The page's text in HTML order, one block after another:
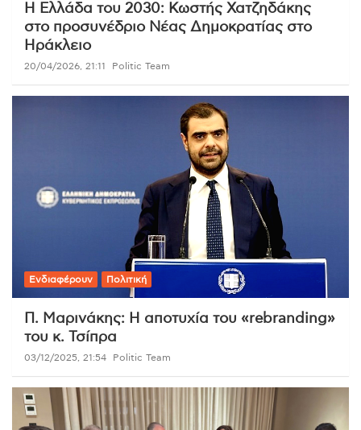
Η Ελλάδα του 2030: Κωστής Χατζηδάκης
στο προσυνέδριο Νέας Δημοκρατίας στο
Ηράκλειο
20/04/2026, 21:11 Politic Team
Ενδιαφέρουν Πολιτική
Π. Μαρινάκης: Η αποτυχία του «rebranding»
του κ. Τσίπρα
03/12/2025, 21:54 Politic Team